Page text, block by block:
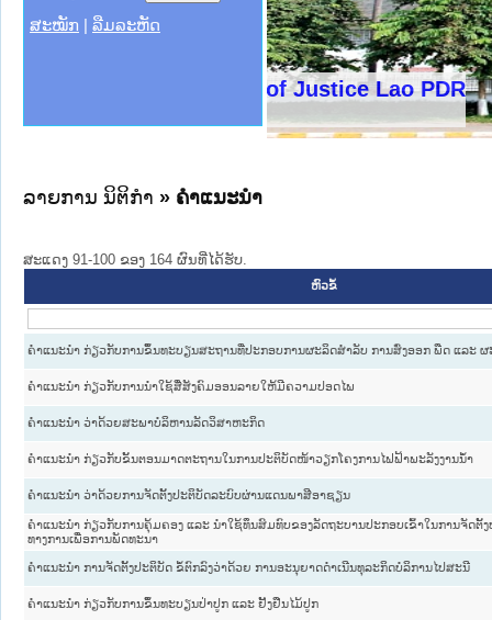
ສະໝັກ ລືມລະຫັດ
Ministry of Justice Lao PDR
າຊົນ ພາກເໜືອ
ການ
ກາງ
ໃຕ້
ຕຳຫຼວດປະຊາຊົນ
ສັນຕິບານປະຊາຊົນ
ກເໜືອ
າຊົນ ພາກກາງ
ລາຍການ ນິຕິກໍາ » ຄໍາແນະນໍາ
ສະແດງ 91-100 ຂອງ 164 ຜົນທີ່ໄດ້ຮັບ.
ຫົວຂໍ້
ຄໍາແນະນໍາ ກ່ຽວກັບການຂຶ້ນທະບຽນສະຖານທີ່ປະກອບການຜະລິດສໍາລັບ ການສົ່ງອອກ ພືດ ແລະ
ຄໍາແນະນໍາ ກ່ຽວກັບການນໍາໃຊ້ສື່ສັງຄົມອອນລາຍໃຫ້ມີຄວາມປອດໄພ
ຄໍາແນະນໍາ ວ່າດ້ວຍສະພາບໍລິຫານລັດວິສາຫະກິດ
ຄໍາແນະນໍາ ກ່ຽວກັບຂັ້ນຕອນມາດຕະຖານໃນການປະຕິບັດໜ້າວຽກໂຄງການໄຟຟ້າພະລັງງານນໍ້າ
ຄໍາແນະນໍາ ວ່າດ້ວຍການຈັດຕັ້ງປະຕິບັດລະບົບຜ່ານແດນພາສີອາຊຽນ
ຄໍາແນະນໍາ ກ່ຽວກັບການຄຸ້ມຄອງ ແລະ ນໍາໃຊ້ທຶນສົມທົບຂອງລັດຖະບານປະກອບເຂົ້າໃນການຈັດຕັ້
ທາງການເພື່ອການພັດທະນາ
ຄໍາແນະນໍາ ການຈັດຕັ້ງປະຕິບັດ ຂໍ້ຕົກລົງວ່າດ້ວຍ ການອະນຸຍາດດໍາເນີນທຸລະກິດບໍລິການໄປສະນີ
ຄໍາແນະນໍາ ກ່ຽວກັບການຂຶ້ນທະບຽນປ່າປູກ ແລະ ຢັ້ງຢືນໄມ້ປູກ